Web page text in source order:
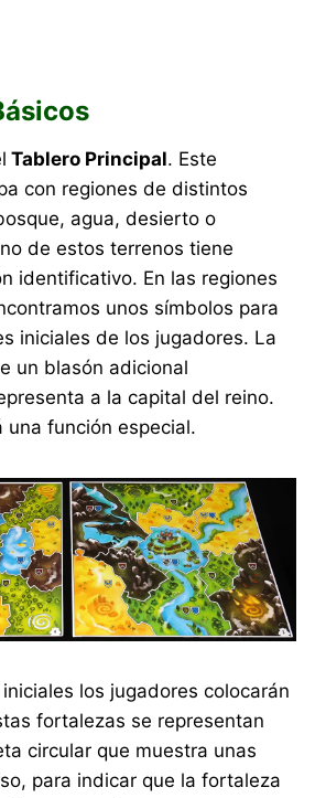
Tablero Principal. Este
con regiones de distintos
agua, desierto o
de estos terrenos tiene
identificativo. En las regiones
unos símbolos para
iniciales de los jugadores. La
un blasón adicional
a la capital del reino.
una función especial.
los jugadores colocarán
fortalezas se representan
circular que muestra unas
para indicar que la fortaleza